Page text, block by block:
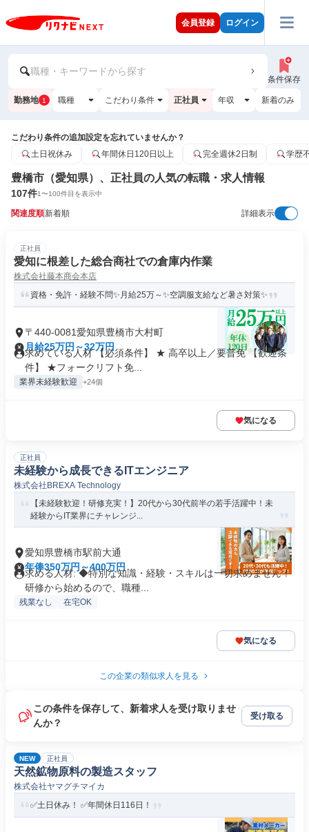
会員登録 ログイン
職種・キーワードから探す
条件保存
勤務地 1 職種 こだわり条件 正社員 年収 新着のみ
こだわり条件の追加設定を忘れていませんか？
土日祝休み
年間休日120日以上 完全週休2日制 学歴
豊橋市（愛知県）、正社員の人気の転職・求人情報
107件1〜100件目を表示中
関連度順新着順 詳細表示
正社員
愛知に根差した総合商社での倉庫内作業
株式会社藤本商会本店
資格・免許・経験不問✨月給25万～✨空調服支給など暑さ対策✨
〒440-0081愛知県豊橋市大村町
月給25万円～32万円
求めている人材 【必須条件】 ★ 高卒以上／要普免 【歓迎条
件】 ★フォークリフト免...
業界未経験歓迎 +24個
気になる
正社員
未経験から成長できるITエンジニア
株式会社BREXA Technology
【未経験歓迎！研修充実！】20代から30代前半の若手活躍中！未
経験からIT業界にチャレンジ...
愛知県豊橋市駅前大通
年俸350万円～400万円
求める人材: ◆特別な知識・経験・スキルは一切求めません！
研修から始めるので、職種...
残業なし 在宅OK
気になる
この企業の類似求人を見る
この条件を保存して、新着求人を受け取りませ
んか？
受け取る
NEW 正社員
天然鉱物原料の製造スタッフ
株式会社ヤマグチマイカ
✅土日休み！ ✅年間休日116日！